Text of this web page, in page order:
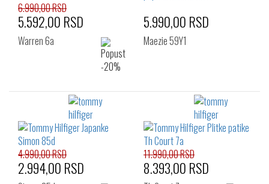
6.990,00 RSD
5.592,00 RSD
Warren 6a
5.990,00 RSD
Maezie 59Y1
4.990,00 RSD
2.994,00 RSD
11.990,00 RSD
8.393,00 RSD